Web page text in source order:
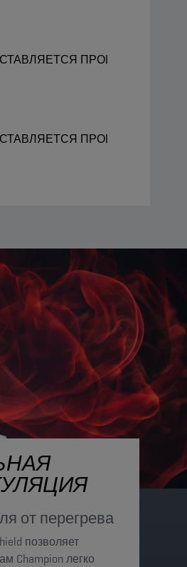
от перегрева​​
позволяет
Champion легко